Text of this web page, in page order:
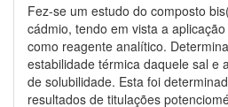
Fez-se um estudo do composto
cádmio, tendo em vista a
como reagente analítico.
estabilidade térmica daquele sal e
de solubilidade. Esta foi
resultados de titulações